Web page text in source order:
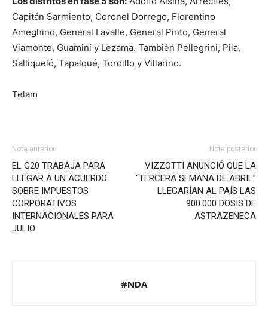
Capitán Sarmiento, Coronel Dorrego, Florentino
Ameghino, General Lavalle, General Pinto, General
Viamonte, Guaminí y Lezama. También Pellegrini, Pila,
Salliqueló, Tapalqué, Tordillo y Villarino.
Telam
Nota anterior
EL G20 TRABAJA PARA
LLEGAR A UN ACUERDO
SOBRE IMPUESTOS
CORPORATIVOS
INTERNACIONALES PARA
JULIO
Nota posterior
VIZZOTTI ANUNCIÓ QUE LA
“TERCERA SEMANA DE ABRIL”
LLEGARÍAN AL PAÍS LAS
900.000 DOSIS DE
ASTRAZENECA
#NDA